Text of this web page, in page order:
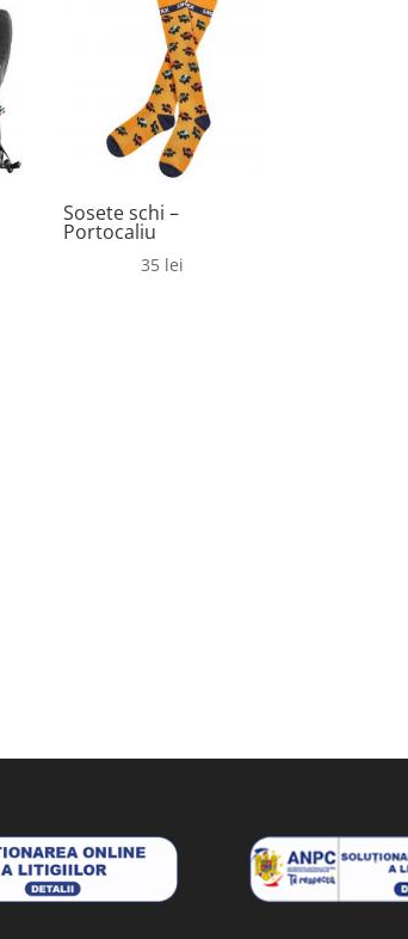
Sosete schi –
Portocaliu
35 lei